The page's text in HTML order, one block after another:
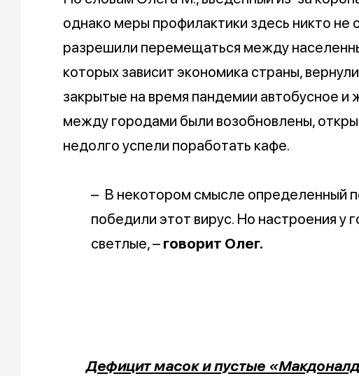
однако меры профилактики здесь никто
разрешили перемещаться между
которых зависит экономика страны,
закрытые на время пандемии автобусное
между городами были возобновлены,
недолго успели поработать кафе.
– В некотором смысле определенный
победили этот вирус. Но настроения у
светлые, – говорит Олег.
Дефицит масок и пустые